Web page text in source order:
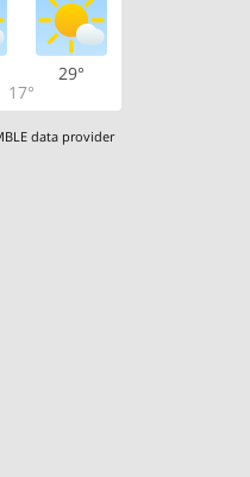
17°
29°
data provider